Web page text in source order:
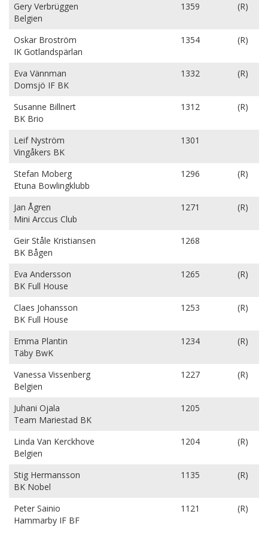
Gery Verbrüggen
Belgien
1359 (R)
Oskar Broström
IK Gotlandspärlan
1354 (R)
Eva Vännman
Domsjö IF BK
1332 (R)
Susanne Billnert
BK Brio
1312 (R)
Leif Nyström
Vingåkers BK
1301
Stefan Moberg
Etuna Bowlingklubb
1296 (R)
Jan Ågren
Mini Arccus Club
1271 (R)
Geir Ståle Kristiansen
BK Bågen
1268
Eva Andersson
BK Full House
1265 (R)
Claes Johansson
BK Full House
1253 (R)
Emma Plantin
Täby BwK
1234 (R)
Vanessa Vissenberg
Belgien
1227 (R)
Juhani Ojala
Team Mariestad BK
1205
Linda Van Kerckhove
Belgien
1204 (R)
Stig Hermansson
BK Nobel
1135 (R)
Peter Sainio
Hammarby IF BF
1121 (R)